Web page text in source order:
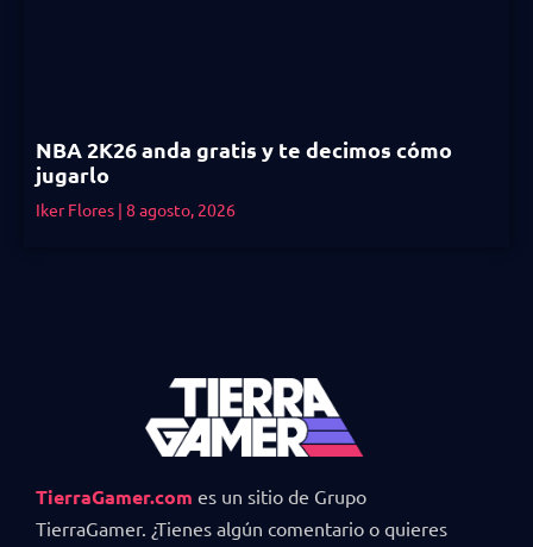
NBA 2K26 anda gratis y te decimos cómo
jugarlo
Iker Flores 8 agosto, 2026
TierraGamer.com es un sitio de Grupo
TierraGamer. ¿Tienes algún comentario o quieres